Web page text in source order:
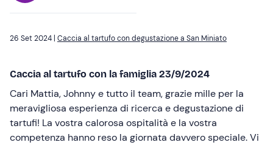
26 Set 2024 | Caccia al tartufo con degustazione a San Miniato
Caccia al tartufo con la famiglia 23/9/2024
Cari Mattia, Johnny e tutto il team, grazie mille per la
meravigliosa esperienza di ricerca e degustazione di
tartufi! La vostra calorosa ospitalità e la vostra
competenza hanno reso la giornata davvero speciale. Vi